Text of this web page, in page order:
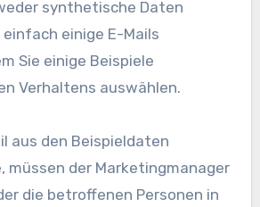
synthetische Daten
einige E-Mails
Sie einige Beispiele
Verhaltens auswählen.
aus den Beispieldaten
müssen der Marketingmanager
die betroffenen Personen in